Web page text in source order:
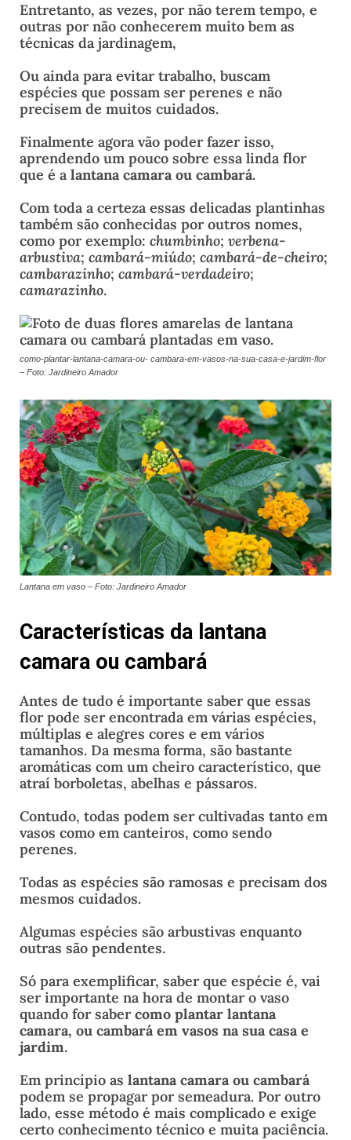
Entretanto, as vezes, por não terem tempo, e
outras por não conhecerem muito bem as
técnicas da jardinagem,
Ou ainda para evitar trabalho, buscam
espécies que possam ser perenes e não
precisem de muitos cuidados.
Finalmente agora vão poder fazer isso,
aprendendo um pouco sobre essa linda flor
que é a lantana camara ou cambará.
Com toda a certeza essas delicadas plantinhas
também são conhecidas por outros nomes,
como por exemplo: chumbinho; verbena-
arbustiva; cambará-miúdo; cambará-de-cheiro;
cambarazinho; cambará-verdadeiro;
camarazinho.
como-plantar-lantana-camara-ou- cambara-em-vasos-na-sua-casa-e-jardim-flor
– Foto: Jardineiro Amador
Lantana em vaso – Foto: Jardineiro Amador
Características da lantana
camara ou cambará
Antes de tudo é importante saber que essas
flor pode ser encontrada em várias espécies,
múltiplas e alegres cores e em vários
tamanhos. Da mesma forma, são bastante
aromáticas com um cheiro característico, que
atraí borboletas, abelhas e pássaros.
Contudo, todas podem ser cultivadas tanto em
vasos como em canteiros, como sendo
perenes.
Todas as espécies são ramosas e precisam dos
mesmos cuidados.
Algumas espécies são arbustivas enquanto
outras são pendentes.
Só para exemplificar, saber que espécie é, vai
ser importante na hora de montar o vaso
quando for saber como plantar lantana
camara, ou cambará em vasos na sua casa e
jardim.
Em princípio as lantana camara ou cambará
podem se propagar por semeadura. Por outro
lado, esse método é mais complicado e exige
certo conhecimento técnico e muita paciência.